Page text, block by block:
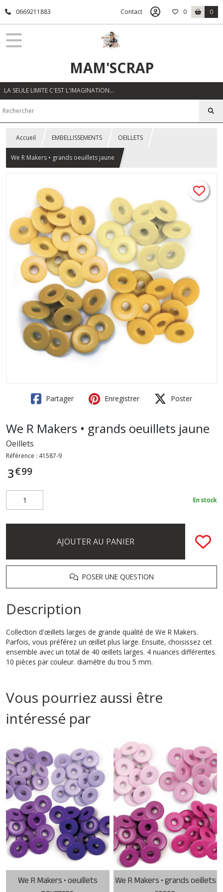
0669211883 Contact 0 0
MAM'SCRAP
LA SEULE LIMITE C'EST L'IMAGINATION…
Accueil EMBELLISSEMENTS OEILLETS
We R Makers • grands oeuillets jaune
Partager Enregistrer Poster
We R Makers • grands oeuillets jaune
Oeillets
Référence : 41587-9
3€99
En stock
AJOUTER AU PANIER
POSER UNE QUESTION
Description
Collection d'œillets larges de grande qualité de We R Makers.
Parfois, vous préférez un œillet plus large. Ensuite, choisissez cet
ensemble avec un total de 40 œillets larges. 4 nuances différentes.
10 pièces par couleur. diamètre du trou 5 mm.
Vous pourriez aussi être
intéressé par
We R Makers • oeuillets
We R Makers • grands oeillets